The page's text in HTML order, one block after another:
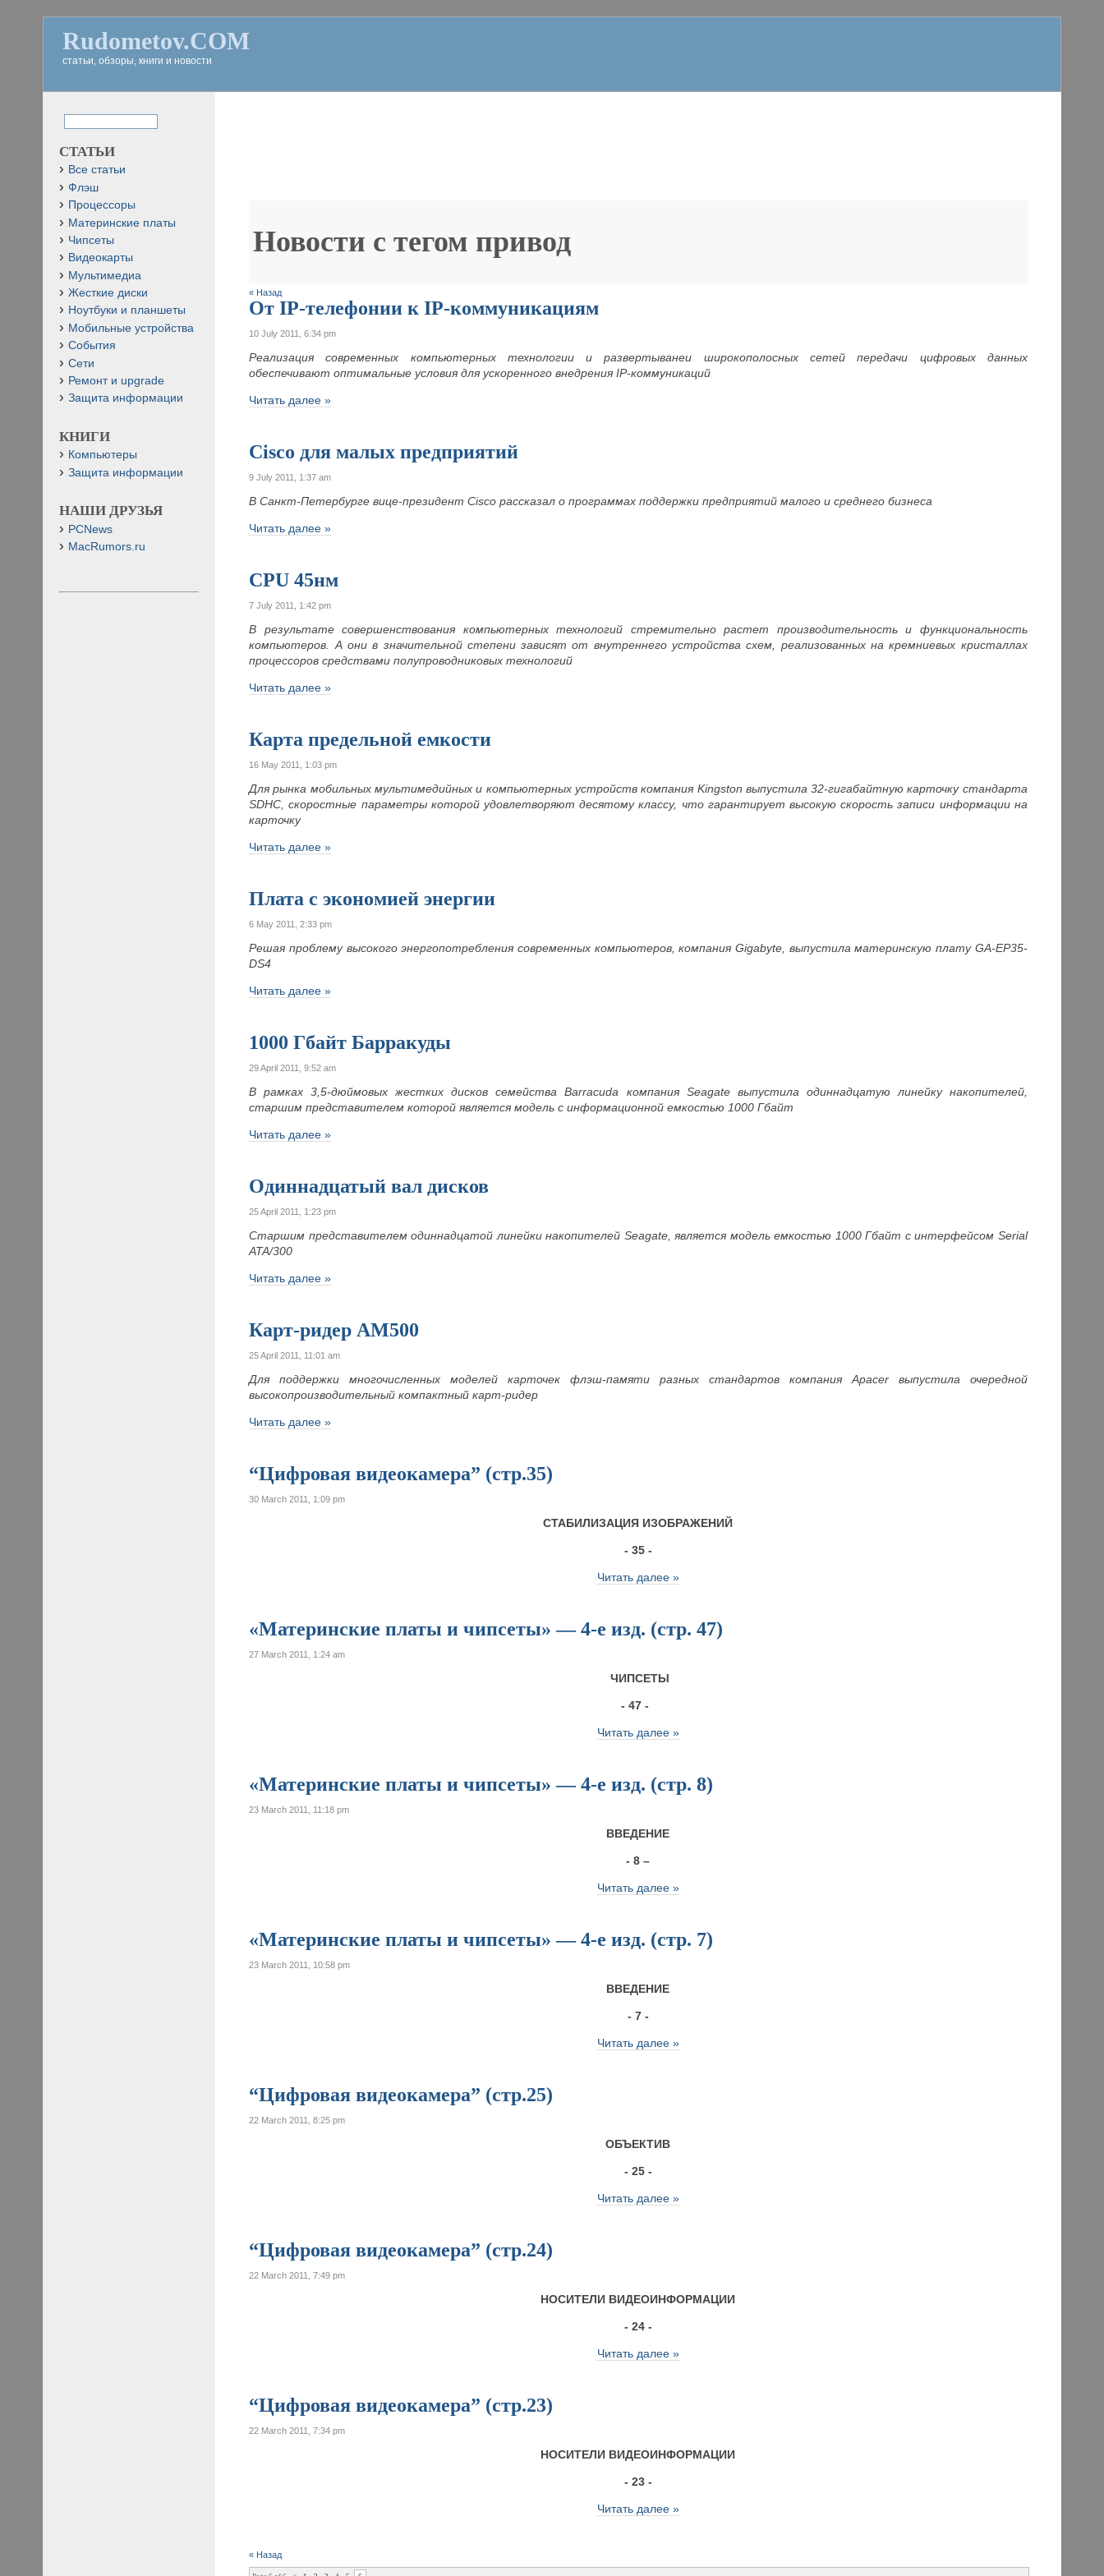
Rudometov.COM
статьи, обзоры, книги и новости
Новости с тегом привод
« Назад
От IP-телефонии к IP-коммуникациям
10 July 2011, 6:34 pm
Реализация современных компьютерных технологии и развертыванеи широкополосных сетей передачи цифровых данных
обеспечивают оптимальные условия для ускоренного внедренияIP-коммуникаций
Читать далее »
Cisco для малых предприятий
9 July 2011, 1:37 am
В Санкт-Петербурге вице-президент Cisco рассказал о программах поддержки предприятий малого и среднего бизнеса
Читать далее »
CPU 45нм
7 July 2011, 1:42 pm
В результате совершенствования компьютерных технологий стремительно растет производительность и функциональность
компьютеров. А они в значительной степени зависят от внутреннего устройства схем, реализованных на кремниевых кристаллах
процессоров средствами полупроводниковых технологий
Читать далее »
Карта предельной емкости
16 May 2011, 1:03 pm
Для рынка мобильных мультимедийных и компьютерных устройств компания Kingston выпустила 32-гигабайтную карточку стандарта
SDHC, скоростные параметры которой удовлетворяют десятому классу, что гарантирует высокую скорость записи информации на
карточку
Читать далее »
Плата с экономией энергии
6 May 2011, 2:33 pm
Решая проблему высокого энергопотребления современных компьютеров, компания Gigabyte, выпустила материнскую плату GA-EP35-
DS4
Читать далее »
1000 Гбайт Барракуды
29 April 2011, 9:52 am
В рамках 3,5-дюймовых жестких дисков семейства Barracuda компания Seagate выпустила одиннадцатую линейку накопителей,
старшим представителем которой является модель с информационной емкостью 1000 Гбайт
Читать далее »
Одиннадцатый вал дисков
25 April 2011, 1:23 pm
Старшим представителемодиннадцатой линейки накопителей Seagate, является модель емкостью 1000 Гбайт с интерфейсом Serial
ATA/300
Читать далее »
Карт-ридер AM500
25 April 2011, 11:01 am
Для поддержки многочисленных моделей карточек флэш-памяти разных стандартов компания Apacer выпустила очередной
высокопроизводительный компактный карт-ридер
Читать далее »
“Цифровая видеокамера” (стр.35)
30 March 2011, 1:09 pm
СТАБИЛИЗАЦИЯ ИЗОБРАЖЕНИЙ
- 35 -
Читать далее »
«Материнские платы и чипсеты» — 4-е изд. (стр. 47)
27 March 2011, 1:24 am
ЧИПСЕТЫ
- 47 -
Читать далее »
«Материнские платы и чипсеты» — 4-е изд. (стр. 8)
23 March 2011, 11:18 pm
ВВЕДЕНИЕ
- 8 –
Читать далее »
«Материнские платы и чипсеты» — 4-е изд. (стр. 7)
23 March 2011, 10:58 pm
ВВЕДЕНИЕ
- 7 -
Читать далее »
“Цифровая видеокамера” (стр.25)
22 March 2011, 8:25 pm
ОБЪЕКТИВ
- 25 -
Читать далее »
“Цифровая видеокамера” (стр.24)
22 March 2011, 7:49 pm
НОСИТЕЛИ ВИДЕОИНФОРМАЦИИ
- 24 -
Читать далее »
“Цифровая видеокамера” (стр.23)
22 March 2011, 7:34 pm
НОСИТЕЛИ ВИДЕОИНФОРМАЦИИ
- 23 -
Читать далее »
« Назад
СТАТЬИ
Все статьи
Флэш
Процессоры
Материнские платы
Чипсеты
Видеокарты
Мультимедиа
Жесткие диски
Ноутбуки и планшеты
Мобильные устройства
События
Сети
Ремонт и upgrade
Защита информации
КНИГИ
Компьютеры
Защита информации
НАШИ ДРУЗЬЯ
PCNews
MacRumors.ru